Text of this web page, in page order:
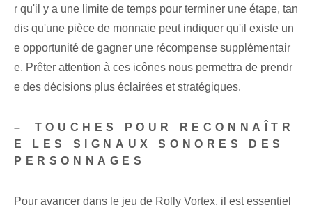
r qu'il y a une limite de temps pour terminer une étape, tan
dis qu'une pièce de monnaie peut indiquer qu'il existe un
e opportunité de gagner une récompense supplémentair
e. Prêter attention à ces icônes nous permettra de prendr
e des décisions plus éclairées et stratégiques.
– ⁢TOUCHES POUR RECONNAÎTR
E LES SIGNAUX SONORES ‌DES
PERSONNAGES
Pour avancer dans le jeu de Rolly Vortex, il est essentiel